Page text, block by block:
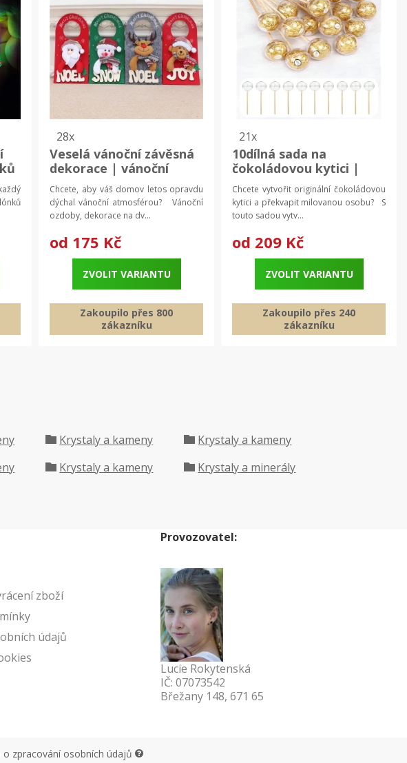
28x
Veselá vánoční závěsná
dekorace | vánoční
ozdoba, dekorace na
dveře
Chcete, aby váš domov letos opravdu
dýchal vánoční atmosférou? Vánoční
ozdoby, dekorace na dv...
od 175 Kč
ZVOLIT VARIANTU
Zakoupilo přes 800
zákazníku
21x
10dílná sada na
čokoládovou kytici |
výroba čokolády 10+10
ks
Chcete vytvořit originální čokoládovou
kytici a překvapit milovanou osobu? S
touto sadou vytv...
od 209 Kč
ZVOLIT VARIANTU
Zakoupilo přes 240
zákazníku
Krystaly a kameny
Krystaly a kameny
Krystaly a kameny
Krystaly a minerály
zboží
údajů
Provozovatel:
Lucie Rokytenská
IČ: 07073542
Břežany 148, 671 65
o zpracování osobních údajů